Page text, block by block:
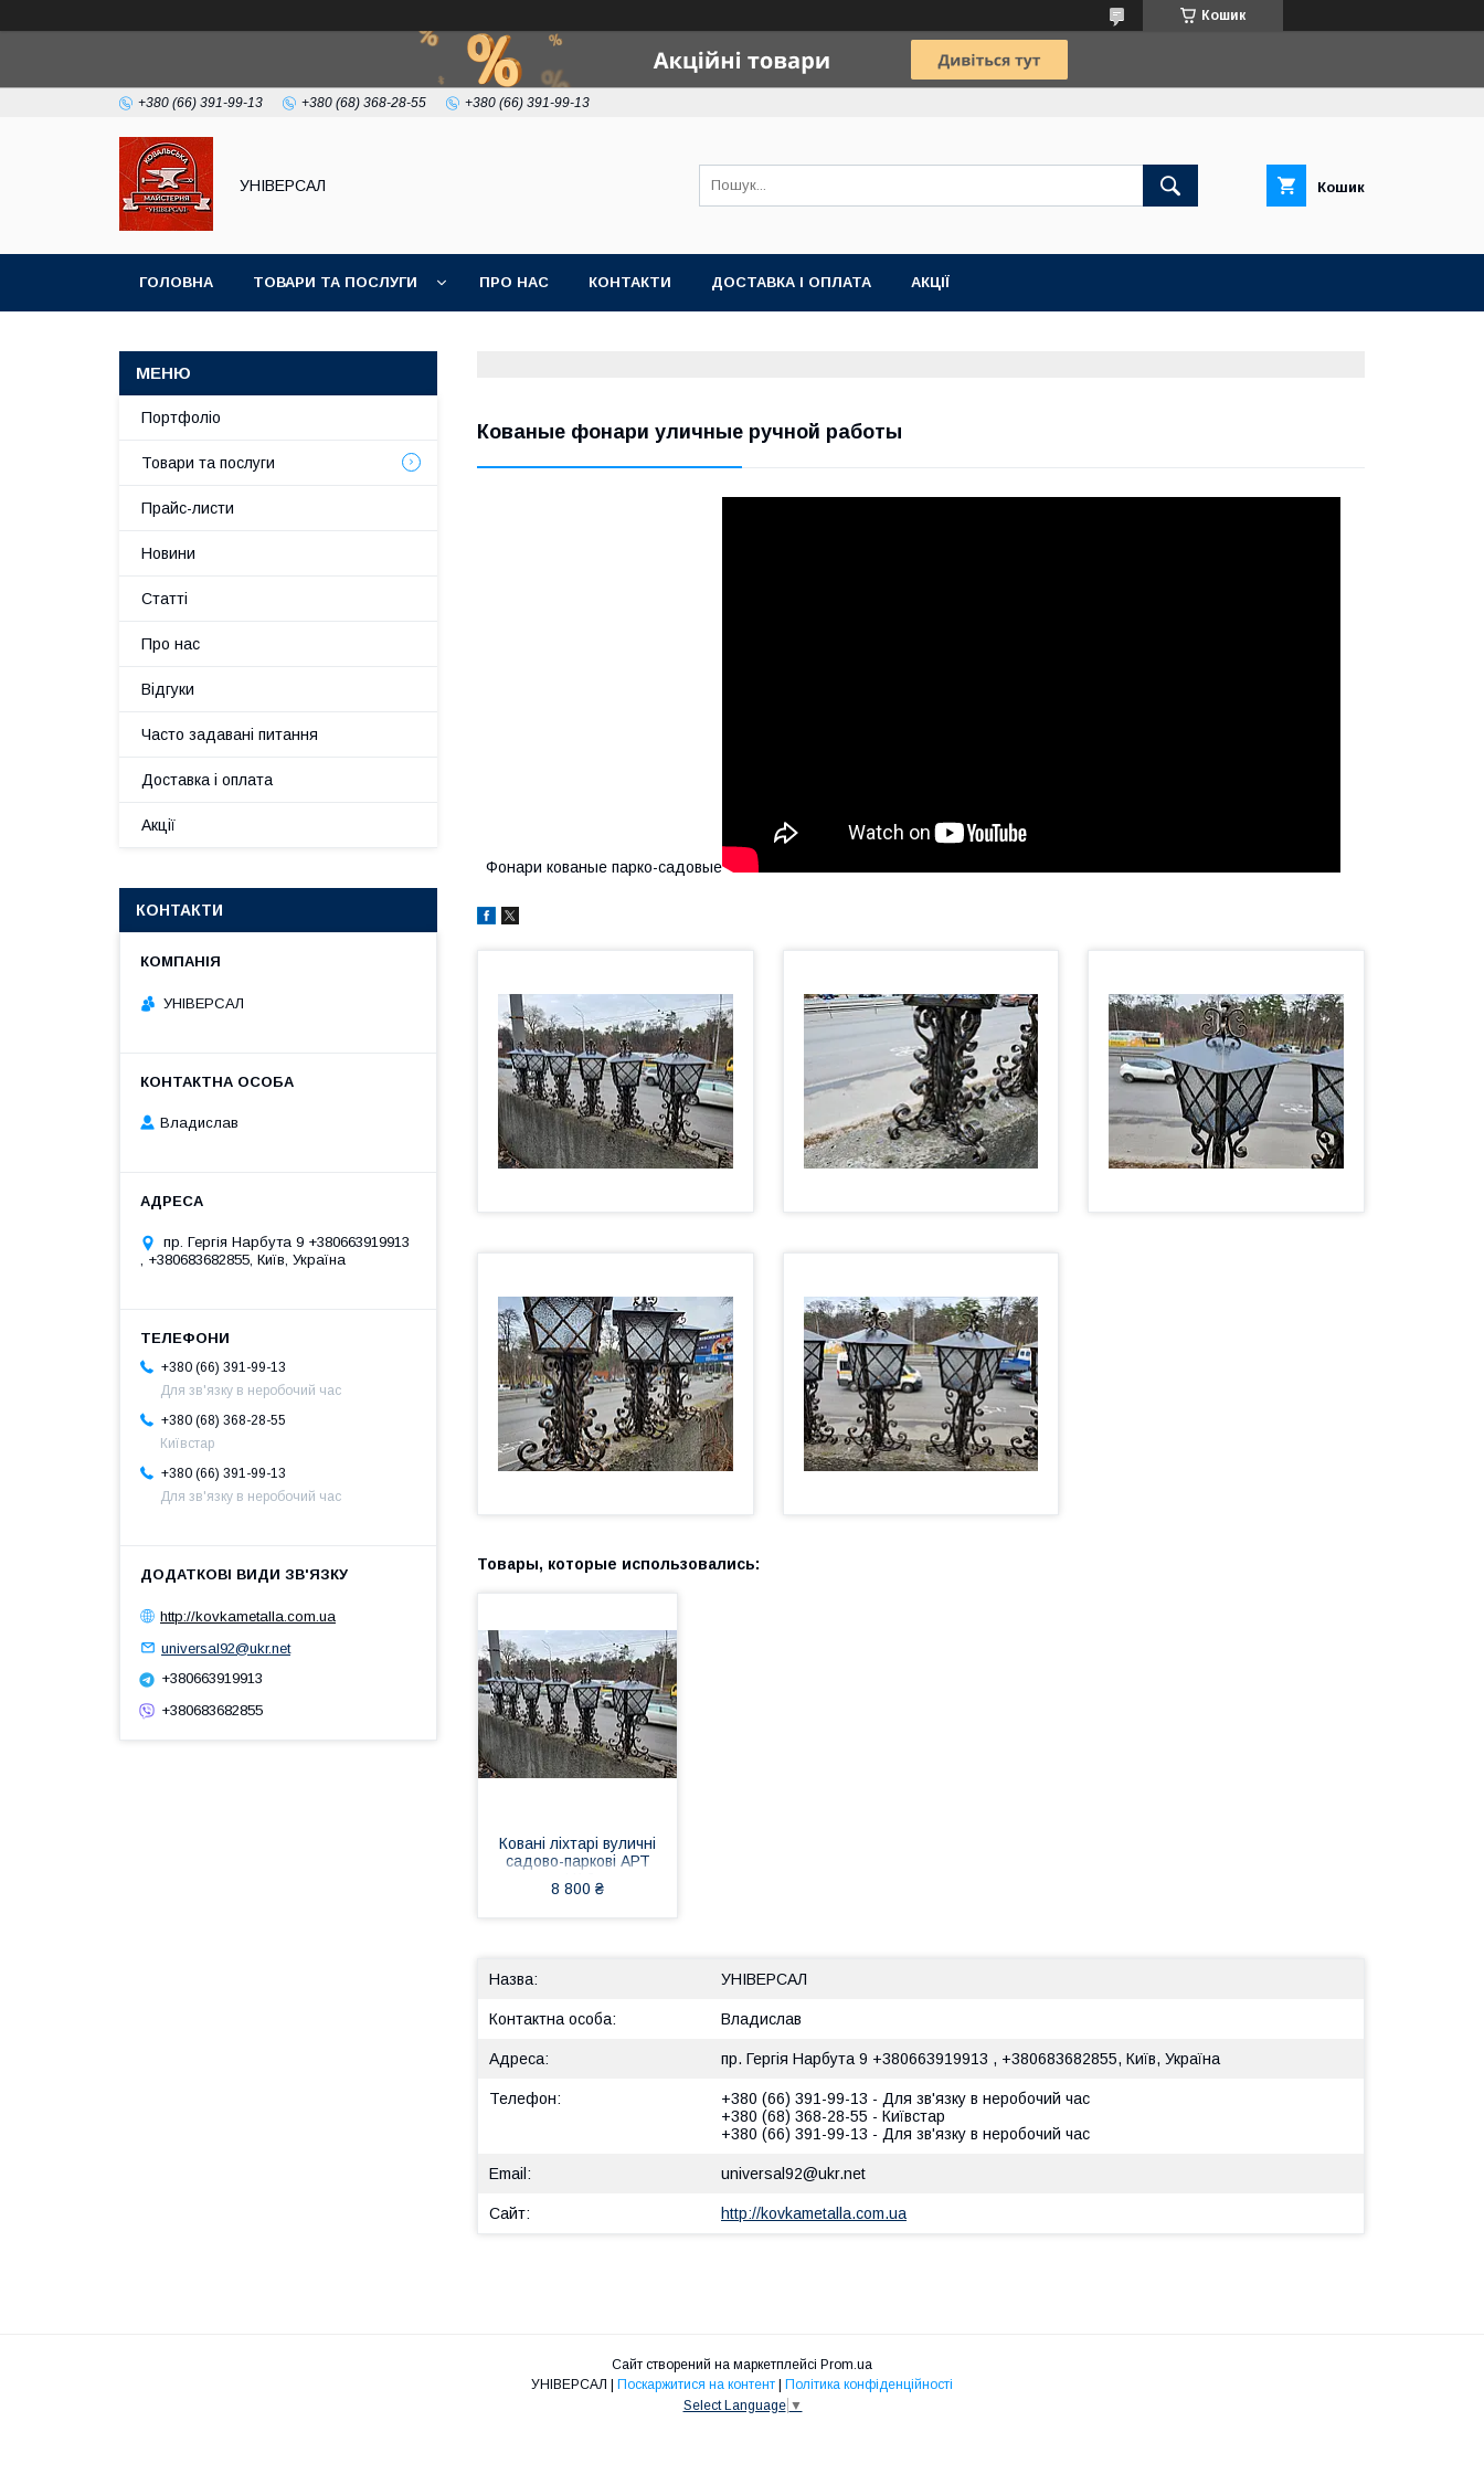
Кошик
+380 (66) 391-99-13 +380 (68) 368-28-55 +380 (66) 391-99-13
УНІВЕРСАЛ Кошик
ГОЛОВНА ТОВАРИ ТА ПОСЛУГИ ПРО НАС КОНТАКТИ ДОСТАВКА І ОПЛАТА АКЦІЇ
Кованые фонари уличные ручной работы
Фонари кованые парко-садовые
Ковані ліхтарі вуличні
садово-паркові АРТ
8 800 ₴
УНІВЕРСАЛ
Владислав
пр. Гергія Нарбута 9 +380663919913 , +380683682855, Київ, Україна
+380 (66) 391-99-13
Для зв'язку в неробочий час
+380 (68) 368-28-55
Київстар
+380 (66) 391-99-13
Для зв'язку в неробочий час
universal92@ukr.net
http://kovkametalla.com.ua
Портфоліо
Товари та послуги
Прайс-листи
Новини
Статті
Про нас
Відгуки
Часто задавані питання
Доставка і оплата
Акції
КОНТАКТИ
УНІВЕРСАЛ
Владислав
пр. Гергія Нарбута 9 +380663919913
, +380683682855, Київ, Україна
+380 (66) 391-99-13
Для зв'язку в неробочий час
+380 (68) 368-28-55
Київстар
+380 (66) 391-99-13
Для зв'язку в неробочий час
http://kovkametalla.com.ua
universal92@ukr.net
+380663919913
+380683682855
Сайт створений на маркетплейсі Prom.ua
Поскаржитися на контент
Політика конфіденційності
Select Language ▼